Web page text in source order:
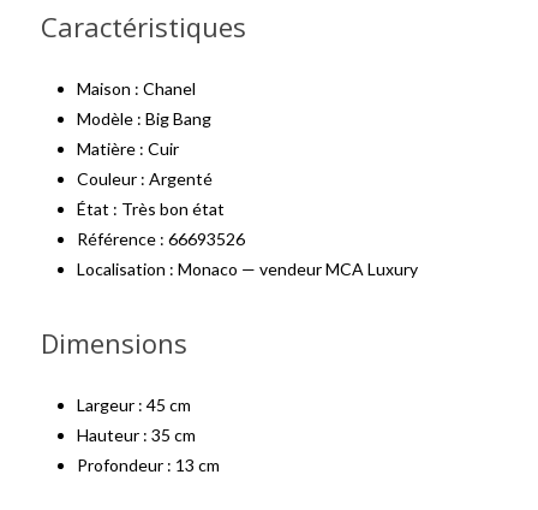
Caractéristiques
Maison : Chanel
Modèle : Big Bang
Matière : Cuir
Couleur : Argenté
État : Très bon état
Référence : 66693526
Localisation : Monaco — vendeur MCA Luxury
Dimensions
Largeur : 45 cm
Hauteur : 35 cm
Profondeur : 13 cm